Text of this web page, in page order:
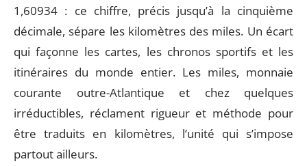
1,60934 : ce chiffre, précis jusqu’à la cinquième
décimale, sépare les kilomètres des miles. Un écart
qui façonne les cartes, les chronos sportifs et les
itinéraires du monde entier. Les miles, monnaie
courante outre-Atlantique et chez quelques
irréductibles, réclament rigueur et méthode pour
être traduits en kilomètres, l’unité qui s’impose
partout ailleurs.